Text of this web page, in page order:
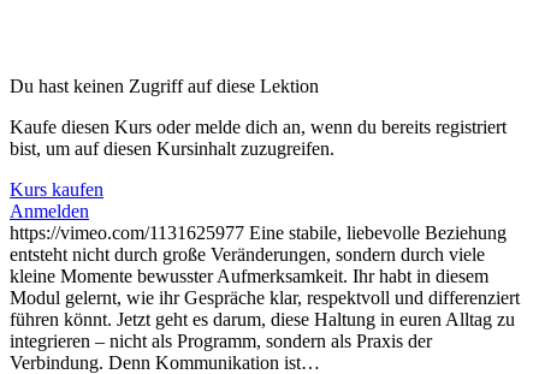
Du hast keinen Zugriff auf diese Lektion
Kaufe diesen Kurs oder melde dich an, wenn du bereits registriert
bist, um auf diesen Kursinhalt zuzugreifen.
Kurs kaufen
Anmelden
https://vimeo.com/1131625977 Eine stabile, liebevolle Beziehung
entsteht nicht durch große Veränderungen, sondern durch viele
kleine Momente bewusster Aufmerksamkeit. Ihr habt in diesem
Modul gelernt, wie ihr Gespräche klar, respektvoll und differenziert
führen könnt. Jetzt geht es darum, diese Haltung in euren Alltag zu
integrieren – nicht als Programm, sondern als Praxis der
Verbindung. Denn Kommunikation ist…